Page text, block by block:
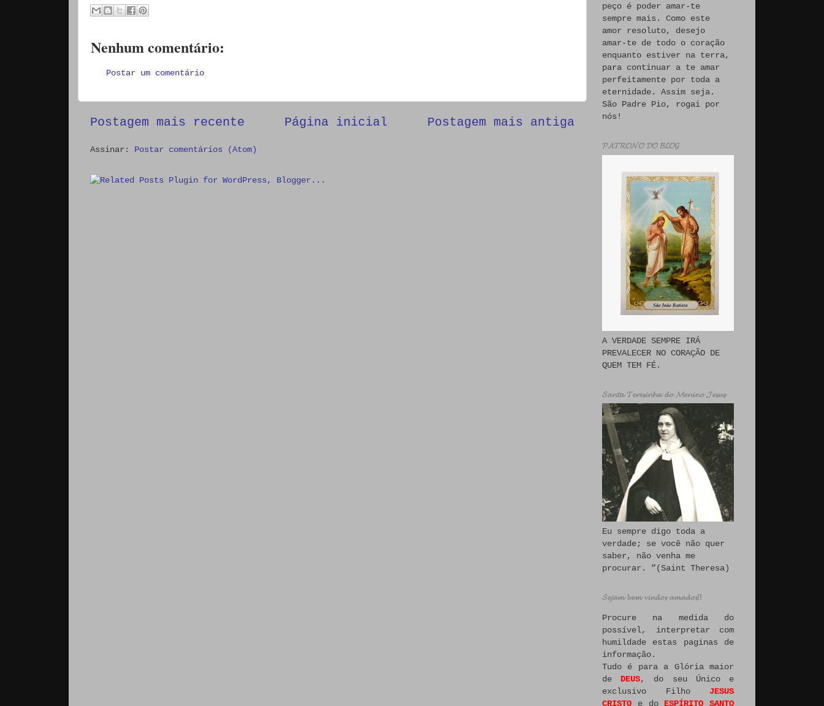
Nenhum comentário:
Postar um comentário
Postagem mais recente Postagem mais antiga
Página inicial
Assinar: Postar comentários (Atom)
peço é poder amar-te
sempre mais. Como este
amor resoluto, desejo
amar-te de todo o coração
enquanto estiver na terra,
para continuar a te amar
perfeitamente por toda a
eternidade. Assim seja.
São Padre Pio, rogai por
nós!
𝓟𝓐𝓣𝓡𝓞𝓝𝓞 𝓓𝓞 𝓑𝓛𝓞𝓖
A VERDADE SEMPRE IRÁ
PREVALECER NO CORAÇÃO DE
QUEM TEM FÉ.
𝓢𝓪𝓷𝓽𝓪 𝓣𝓮𝓻𝓮𝓼𝓲𝓷𝓱𝓪 𝓭𝓸 𝓜𝓮𝓷𝓲𝓷𝓸 𝓙𝓮𝓼𝓾𝓼
Eu sempre digo toda a
verdade; se você não quer
saber, não venha me
procurar. ”(Saint Theresa)
𝓢𝓮𝓳𝓪𝓶 𝓫𝓮𝓶 𝓿𝓲𝓷𝓭𝓸𝓼 𝓪𝓶𝓪𝓭𝓸𝓼!!
Procure na medida do
possível, interpretar com
humildade estas paginas de
informação.
Tudo é para a Glória maior
de DEUS, do seu Único e
exclusivo Filho JESUS
CRISTO e do ESPÍRITO SANTO